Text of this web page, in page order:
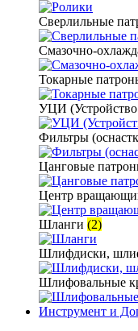
Сверлильные
Смазочно-
Токарные
УЦИ
Фильтры
Цанговые
Центр
Шланги (2)
Шлифдиски,
Шлифовальные
Инструмент и